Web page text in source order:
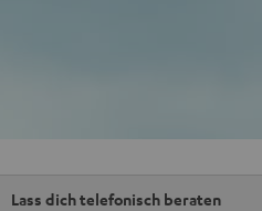
Lass dich telefonisch beraten